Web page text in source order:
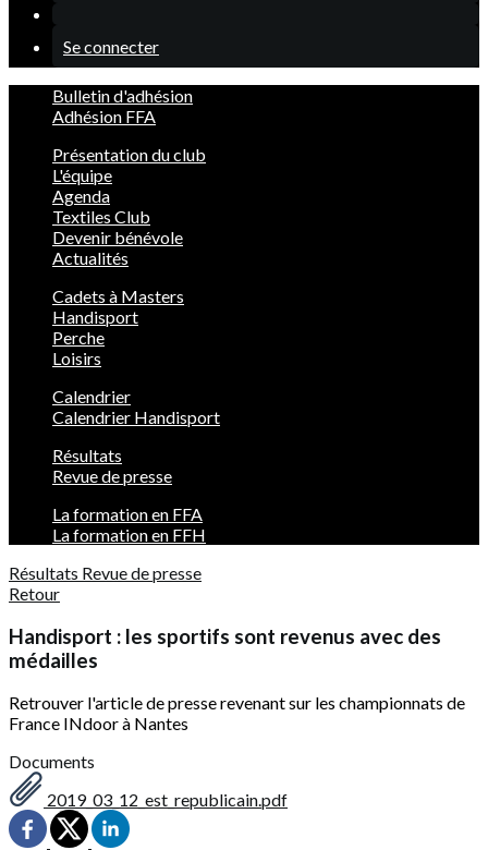
Se connecter
Bulletin d'adhésion
Adhésion FFA
Présentation du club
L'équipe
Agenda
Textiles Club
Devenir bénévole
Actualités
Cadets à Masters
Handisport
Perche
Loisirs
Calendrier
Calendrier Handisport
Résultats
Revue de presse
La formation en FFA
La formation en FFH
Résultats Revue de presse
Retour
Handisport : les sportifs sont revenus avec des
médailles
Retrouver l'article de presse revenant sur les championnats de
France INdoor à Nantes
Documents
2019_03_12_est_republicain.pdf